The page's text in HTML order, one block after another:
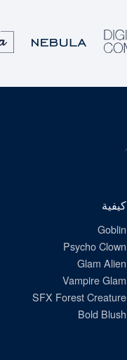
كيفية
Goblin
Psycho Clown
Glam Alien
Vampire Glam
SFX Forest Creature
Bold Blush